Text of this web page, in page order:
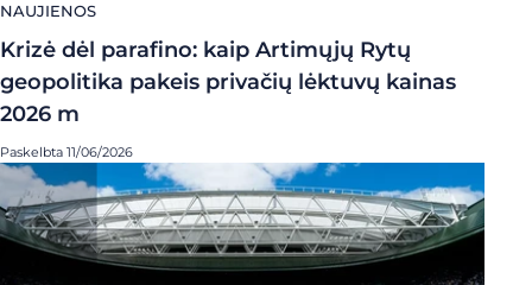
NAUJIENOS
Krizė dėl parafino: kaip Artimųjų Rytų
geopolitika pakeis privačių lėktuvų kainas
2026 m
Paskelbta 11/06/2026